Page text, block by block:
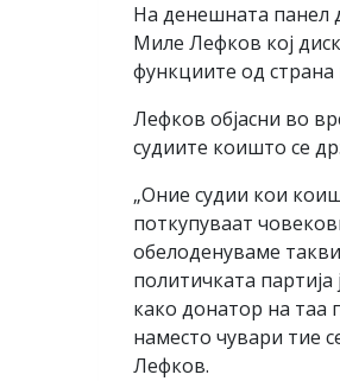
На денешната панел
Миле Лефков кој
функциите од страна
Лефков објасни во
судиите коишто се
„Оние судии кои
поткупуваат
обелоденуваме
политичката партија
како донатор на таа
наместо чувари тие
Лефков.